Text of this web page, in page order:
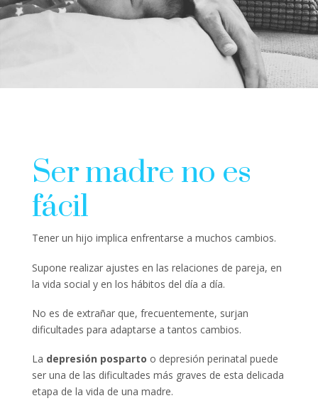
Ser madre no es
fácil
Tener un hijo implica enfrentarse a muchos cambios.
Supone realizar ajustes en las relaciones de pareja, en
la vida social y en los hábitos del día a día.
No es de extrañar que, frecuentemente, surjan
dificultades para adaptarse a tantos cambios.
La depresión posparto o depresión perinatal puede
ser una de las dificultades más graves de esta delicada
etapa de la vida de una madre.